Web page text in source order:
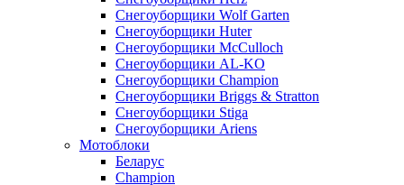
Снегоуборщики Wolf Garten
Снегоуборщики Huter
Снегоуборщики McCulloch
Снегоуборщики AL-KO
Снегоуборщики Champion
Снегоуборщики Briggs & Stratton
Снегоуборщики Stiga
Снегоуборщики Ariens
Мотоблоки
Беларус
Champion